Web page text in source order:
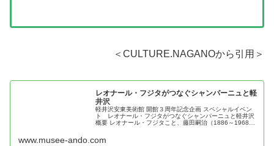
＜CULTURE.NAGANOから引用＞
レオナール・フジタがつなぐシャンパーニュと軽
井沢
軽井沢安東美術館 開館３周年記念企画 スペシャルイベン
ト レオナール・フジタがつなぐシャンパーニュと軽井沢
概要 レオナール・フジタこと、藤田嗣治（1886～1968）
www.musee-ando.com